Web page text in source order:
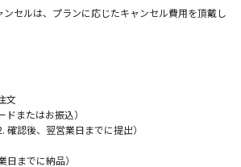
ンセルは、プランに応じたキャンセル費用を頂戴し
文
またはお振込）
確認後、翌営業日までに提出）
日までに納品）